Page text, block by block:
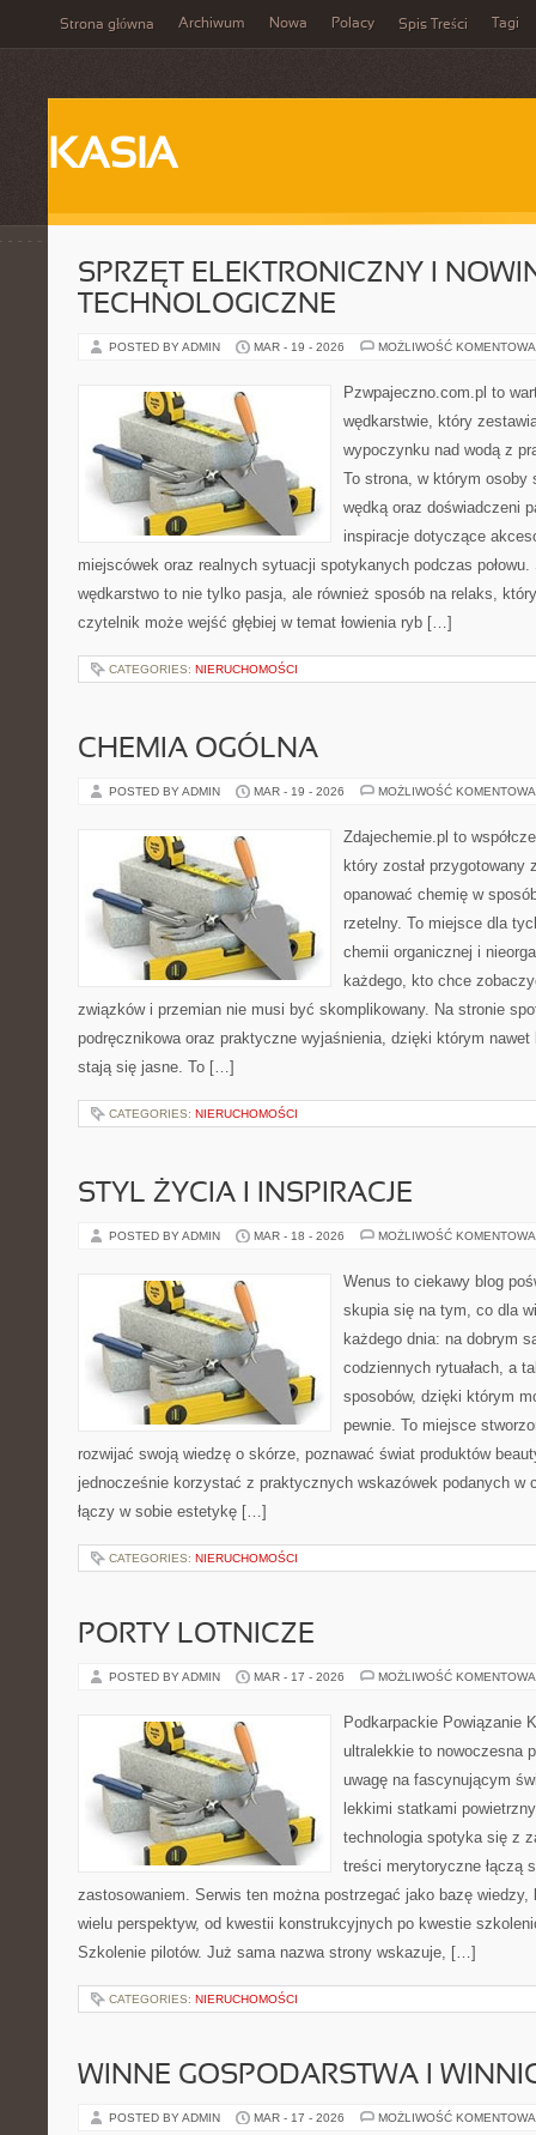
Strona główna Archiwum Nowa Polacy Spis Treści Tagi
KASIA
SPRZĘT ELEKTRONICZNY I
TECHNOLOGICZNE
POSTED BY ADMIN MAR - 19 - 2026 MOŻLIWOŚĆ
Pzwpajeczno.com.pl to
wędkarstwie, który
wypoczynku nad wodą z
To strona, w którym osoby
wędką oraz doświadczeni
inspiracje dotyczące
miejscówek oraz realnych sytuacji spotykanych podczas
wędkarstwo to nie tylko pasja, ale również sposób na relaks,
czytelnik może wejść głębiej w temat łowienia ryb […]
CATEGORIES: NIERUCHOMOŚCI
CHEMIA OGÓLNA
POSTED BY ADMIN MAR - 19 - 2026 MOŻLIWOŚĆ
Zdajechemie.pl to
który został
opanować chemię w
rzetelny. To miejsce dla
chemii organicznej i
każdego, kto chce
związków i przemian nie musi być skomplikowany. Na stronie
podręcznikowa oraz praktyczne wyjaśnienia, dzięki którym nawet
stają się jasne. To […]
CATEGORIES: NIERUCHOMOŚCI
STYL ŻYCIA I INSPIRACJE
POSTED BY ADMIN MAR - 18 - 2026 MOŻLIWOŚĆ
Wenus to ciekawy blog
skupia się na tym, co dla
każdego dnia: na dobrym
codziennych rytuałach, a
sposobów, dzięki którym
pewnie. To miejsce
rozwijać swoją wiedzę o skórze, poznawać świat produktów
jednocześnie korzystać z praktycznych wskazówek podanych w
łączy w sobie estetykę […]
CATEGORIES: NIERUCHOMOŚCI
PORTY LOTNICZE
POSTED BY ADMIN MAR - 17 - 2026 MOŻLIWOŚĆ
Podkarpackie Powiązanie
ultralekkie to nowoczesna
uwagę na fascynującym
lekkimi statkami
technologia spotyka się z
treści merytoryczne łączą
zastosowaniem. Serwis ten można postrzegać jako bazę
wielu perspektyw, od kwestii konstrukcyjnych po kwestie
Szkolenie pilotów. Już sama nazwa strony wskazuje, […]
CATEGORIES: NIERUCHOMOŚCI
WINNE GOSPODARSTWA I
POSTED BY ADMIN MAR - 17 - 2026 MOŻLIWOŚĆ